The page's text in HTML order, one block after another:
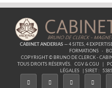
CABINET ANDERIAS— 4 SITES, 4
FORMATIONS ·
COPYRIGHT © BRUNO DE CLERCK -
TOUS DROITS RÉSERVÉS.
CGV & CGU |
LÉGALES
| SIRET :